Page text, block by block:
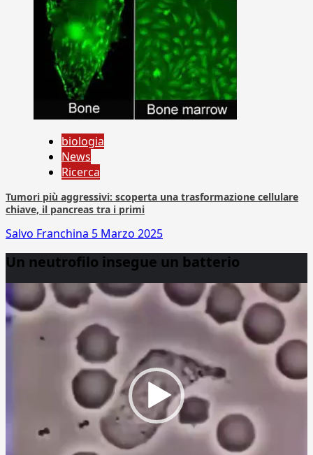
biologia
News
Ricerca
Tumori più aggressivi: scoperta una trasformazione cellulare
chiave, il pancreas tra i primi
Salvo Franchina 5 Marzo 2025
Un neutrofilo insegue un batterio
Player